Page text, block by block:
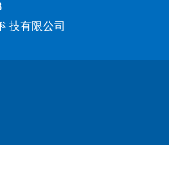
技有限公司